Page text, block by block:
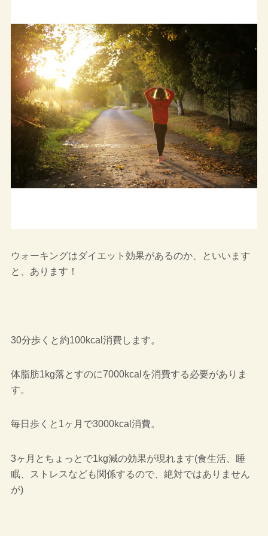
ウォーキングはダイエット効果があるのか、といいます
と、あります！
30分歩くと約100kcal消費します。
体脂肪1kg落とすのに7000kcalを消費する必要がありま
す。
毎日歩くと1ヶ月で3000kcal消費。
3ヶ月とちょっとで1kg減の効果が現れます(食生活、睡
眠、ストレスなども関係するので、絶対ではありません
が)